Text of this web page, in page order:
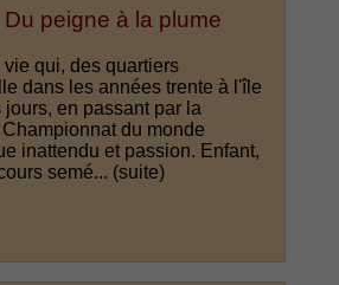
peigne à la plume
vie qui, des quartiers
dans les années trente à l'île
en passant par la
du monde
inattendu et passion. Enfant,
semé... (suite)